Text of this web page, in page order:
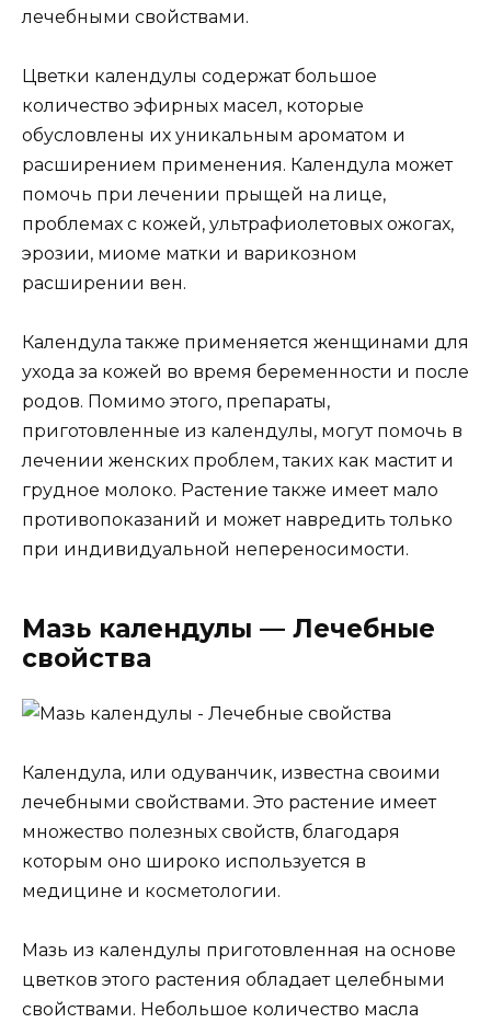
лечебными свойствами.
Цветки календулы содержат большое
количество эфирных масел, которые
обусловлены их уникальным ароматом и
расширением применения. Календула может
помочь при лечении прыщей на лице,
проблемах с кожей, ультрафиолетовых ожогах,
эрозии, миоме матки и варикозном
расширении вен.
Календула также применяется женщинами для
ухода за кожей во время беременности и после
родов. Помимо этого, препараты,
приготовленные из календулы, могут помочь в
лечении женских проблем, таких как мастит и
грудное молоко. Растение также имеет мало
противопоказаний и может навредить только
при индивидуальной непереносимости.
Мазь календулы — Лечебные
свойства
Календула, или одуванчик, известна своими
лечебными свойствами. Это растение имеет
множество полезных свойств, благодаря
которым оно широко используется в
медицине и косметологии.
Мазь из календулы приготовленная на основе
цветков этого растения обладает целебными
свойствами. Небольшое количество масла